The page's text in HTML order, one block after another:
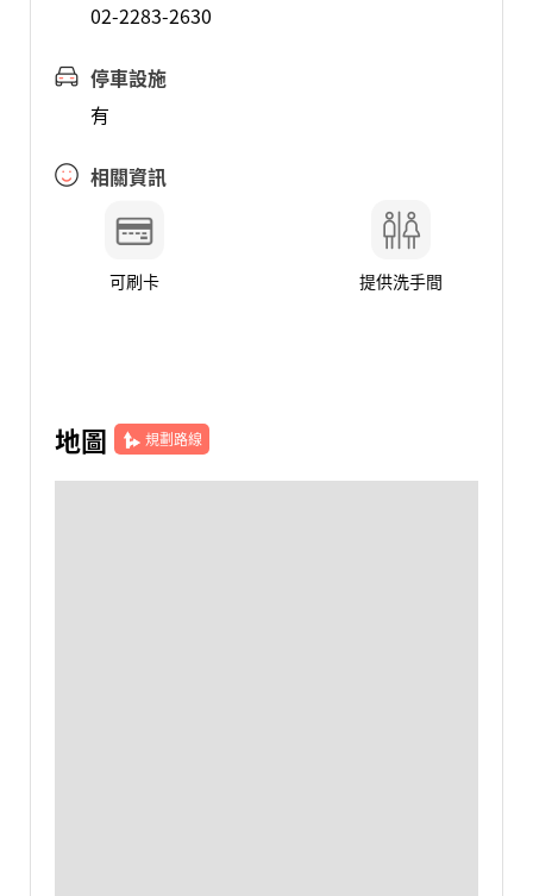
02-2283-2630
停車設施
有
相關資訊
可刷卡 提供洗手間
地圖 規劃路線